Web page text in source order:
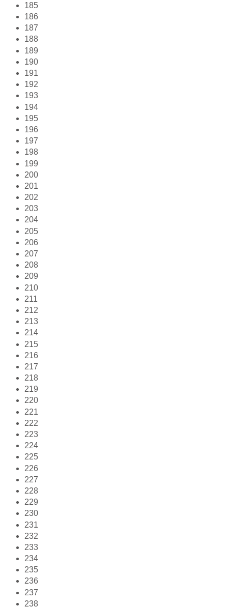
185
186
187
188
189
190
191
192
193
194
195
196
197
198
199
200
201
202
203
204
205
206
207
208
209
210
211
212
213
214
215
216
217
218
219
220
221
222
223
224
225
226
227
228
229
230
231
232
233
234
235
236
237
238